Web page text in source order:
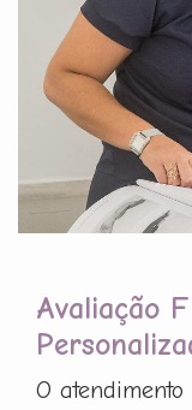
Avaliação
O